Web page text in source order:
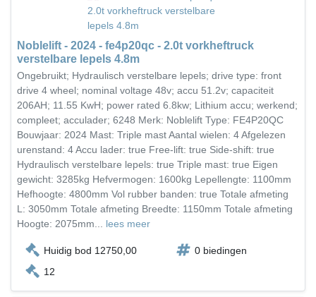
Noblelift - 2024 - fe4p20qc - 2.0t vorkheftruck
verstelbare lepels 4.8m
Ongebruikt; Hydraulisch verstelbare lepels; drive type: front
drive 4 wheel; nominal voltage 48v; accu 51.2v; capaciteit
206AH; 11.55 KwH; power rated 6.8kw; Lithium accu; werkend;
compleet; acculader; 6248 Merk: Noblelift Type: FE4P20QC
Bouwjaar: 2024 Mast: Triple mast Aantal wielen: 4 Afgelezen
urenstand: 4 Accu lader: true Free-lift: true Side-shift: true
Hydraulisch verstelbare lepels: true Triple mast: true Eigen
gewicht: 3285kg Hefvermogen: 1600kg Lepellengte: 1100mm
Hefhoogte: 4800mm Vol rubber banden: true Totale afmeting
L: 3050mm Totale afmeting Breedte: 1150mm Totale afmeting
Hoogte: 2075mm... lees meer
Huidig bod 12750,00
0 biedingen
12